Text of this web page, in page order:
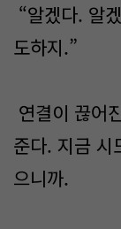
“알겠다. 알
도하지.”
연결이 끊어
준다. 지금 시
으니까.